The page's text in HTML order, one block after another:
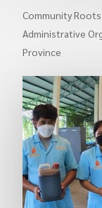
Community
Administrative
Province